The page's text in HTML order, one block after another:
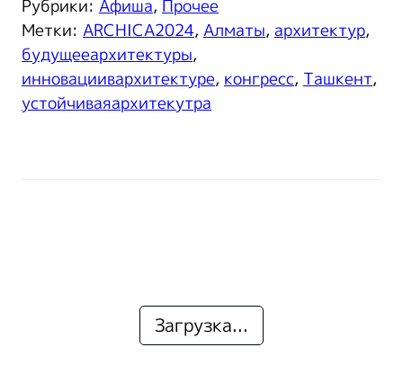
Рубрики: Афиша, Прочее
Метки: ARCHICA2024, Алматы, архитектур,
будущееархитектуры,
инновациивархитектуре, конгресс, Ташкент,
устойчиваяархитекутра
Загрузка...